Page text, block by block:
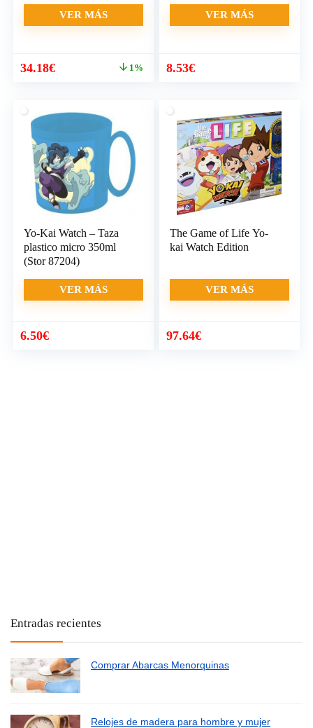
VER MÁS
El
era:
34.60€.
34.18€El
es:
1%
VER MÁS
8.53€
Yo-Kai Watch – Taza
plastico micro 350ml
(Stor 87204)
VER MÁS
6.50€
The Game of Life Yo-
kai Watch Edition
VER MÁS
El
97.64€El
Entradas recientes
Comprar Abarcas Menorquinas
Relojes de madera para hombre y mujer